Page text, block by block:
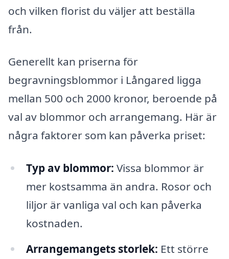
och vilken florist du väljer att beställa
från.
Generellt kan priserna för
begravningsblommor i Långared ligga
mellan 500 och 2000 kronor, beroende på
val av blommor och arrangemang. Här är
några faktorer som kan påverka priset:
Typ av blommor: Vissa blommor är
mer kostsamma än andra. Rosor och
liljor är vanliga val och kan påverka
kostnaden.
Arrangemangets storlek: Ett större